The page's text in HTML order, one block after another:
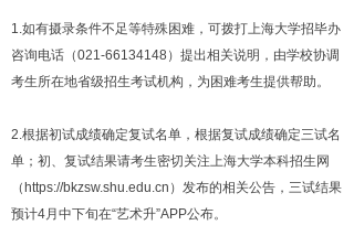
1.如有摄录条件不足等特殊困难，可拨打上海大学招毕办
咨询电话（021-66134148）提出相关说明，由学校协调
考生所在地省级招生考试机构，为困难考生提供帮助。
2.根据初试成绩确定复试名单，根据复试成绩确定三试名
单；初、复试结果请考生密切关注上海大学本科招生网
（https://bkzsw.shu.edu.cn）发布的相关公告，三试结果
预计4月中下旬在“艺术升”APP公布。